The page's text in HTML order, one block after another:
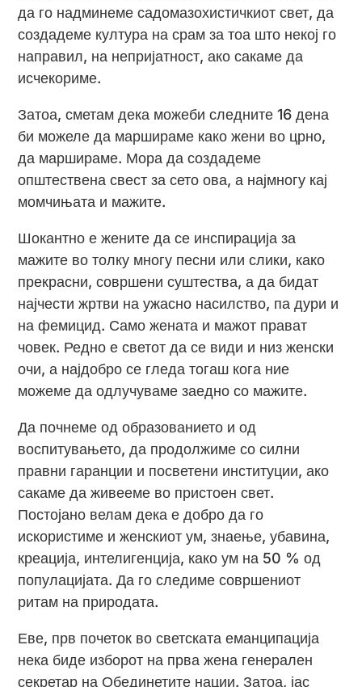
да го надминеме садомазохистичкиот свет, да
создадеме култура на срам за тоа што некој го
направил, на непријатност, ако сакаме да
исчекориме.
Затоа, сметам дека можеби следните 16 дена
би можеле да маршираме како жени во црно,
да маршираме. Мора да создадеме
општествена свест за сето ова, а најмногу кај
момчињата и мажите.
Шокантно е жените да се инспирација за
мажите во толку многу песни или слики, како
прекрасни, совршени суштества, а да бидат
најчести жртви на ужасно насилство, па дури и
на фемицид. Само жената и мажот прават
човек. Редно е светот да се види и низ женски
очи, а најдобро се гледа тогаш кога ние
можеме да одлучуваме заедно со мажите.
Да почнеме од образованието и од
воспитувањето, да продолжиме со силни
правни гаранции и посветени институции, ако
сакаме да живееме во пристоен свет.
Постојано велам дека е добро да го
искористиме и женскиот ум, знаење, убавина,
креација, интелигенција, како ум на 50 % од
популацијата. Да го следиме совршениот
ритам на природата.
Еве, прв почеток во светската еманципација
нека биде изборот на прва жена генерален
секретар на Обединетите нации. Затоа, јас